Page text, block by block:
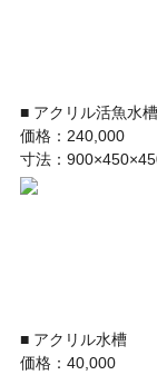
■ アクリル活魚水
価格：240,000
寸法：
■ アクリル水槽
価格：40,000